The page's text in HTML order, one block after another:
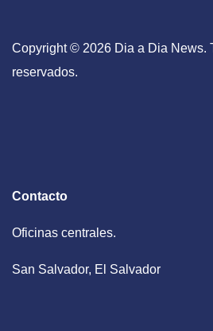
Copyright © 2026 Dia a Dia News.
reservados.
Contacto
Oficinas centrales.
San Salvador, El Salvador